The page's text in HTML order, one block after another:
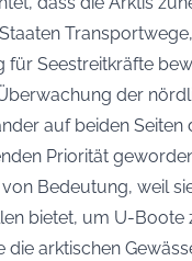
für Seestreitkräfte
der
auf beiden Seiten
Priorität
von Bedeutung, weil
bietet, um U-Boote
die arktischen